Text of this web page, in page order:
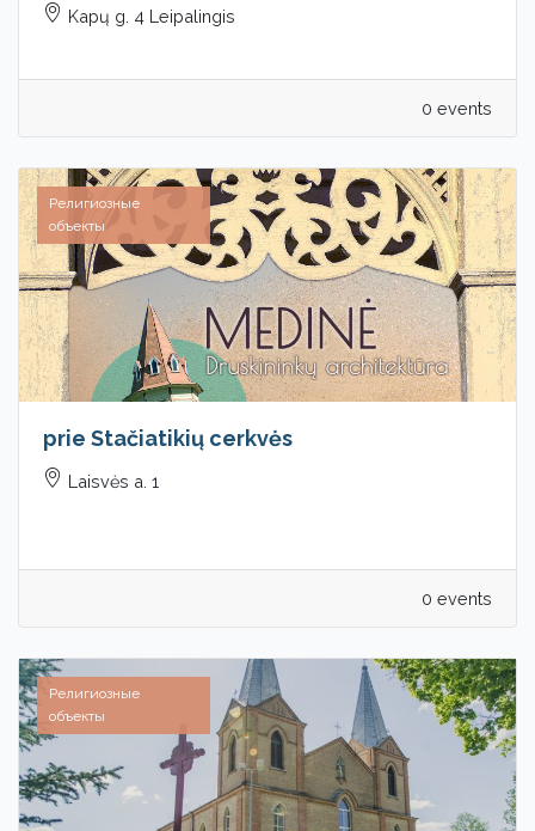
Kapų g. 4 Leipalingis
0 events
Религиозные
объекты
prie Stačiatikių cerkvės
Laisvės a. 1
0 events
Религиозные
объекты